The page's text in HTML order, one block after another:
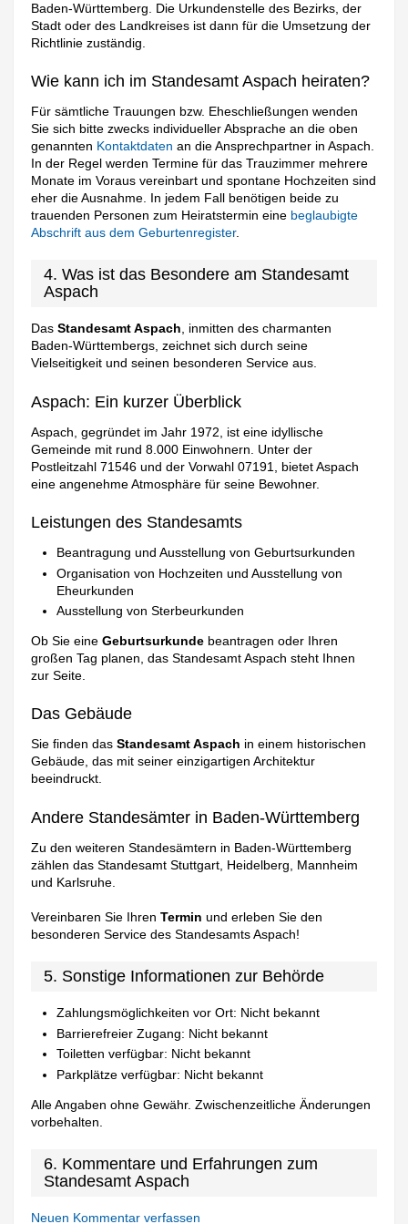
Baden-Württemberg. Die Urkundenstelle des Bezirks, der
Stadt oder des Landkreises ist dann für die Umsetzung der
Richtlinie zuständig.
Wie kann ich im Standesamt Aspach heiraten?
Für sämtliche Trauungen bzw. Eheschließungen wenden
Sie sich bitte zwecks individueller Absprache an die oben
genannten Kontaktdaten an die Ansprechpartner in Aspach.
In der Regel werden Termine für das Trauzimmer mehrere
Monate im Voraus vereinbart und spontane Hochzeiten sind
eher die Ausnahme. In jedem Fall benötigen beide zu
trauenden Personen zum Heiratstermin eine beglaubigte
Abschrift aus dem Geburtenregister.
4. Was ist das Besondere am Standesamt
Aspach
DasStandesamt Aspach, inmitten des charmanten
Baden-Württembergs, zeichnet sich durch seine
Vielseitigkeit und seinen besonderen Service aus.
Aspach: Ein kurzer Überblick
Aspach, gegründet im Jahr 1972, ist eine idyllische
Gemeinde mit rund 8.000 Einwohnern. Unter der
Postleitzahl 71546 und der Vorwahl 07191, bietet Aspach
eine angenehme Atmosphäre für seine Bewohner.
Leistungen des Standesamts
Beantragung und Ausstellung von Geburtsurkunden
Organisation von Hochzeiten und Ausstellung von
Eheurkunden
Ausstellung von Sterbeurkunden
Ob Sie eineGeburtsurkunde beantragen oder Ihren
großen Tag planen, das Standesamt Aspach steht Ihnen
zur Seite.
Das Gebäude
Sie finden dasStandesamt Aspach in einem historischen
Gebäude, das mit seiner einzigartigen Architektur
beeindruckt.
Andere Standesämter in Baden-Württemberg
Zu den weiteren Standesämtern in Baden-Württemberg
zählen das Standesamt Stuttgart, Heidelberg, Mannheim
und Karlsruhe.
Vereinbaren Sie IhrenTermin und erleben Sie den
besonderen Service des Standesamts Aspach!
5. Sonstige Informationen zur Behörde
Zahlungsmöglichkeiten vor Ort: Nicht bekannt
Barrierefreier Zugang: Nicht bekannt
Toiletten verfügbar: Nicht bekannt
Parkplätze verfügbar: Nicht bekannt
Alle Angaben ohne Gewähr. Zwischenzeitliche Änderungen
vorbehalten.
6. Kommentare und Erfahrungen zum
Standesamt Aspach
Neuen Kommentar verfassen